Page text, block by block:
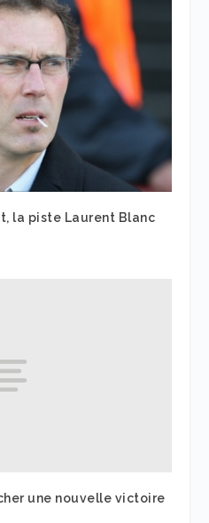
la piste Laurent Blanc
une nouvelle victoire